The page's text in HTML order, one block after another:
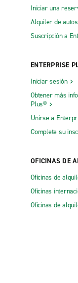
Iniciar una
Alquiler de
Suscripción a
ENTERPRISE
Iniciar sesión
Obtener más
Plus®
Unirse a
Complete su
OFICINAS DE
Oficinas de
Oficinas
Oficinas de